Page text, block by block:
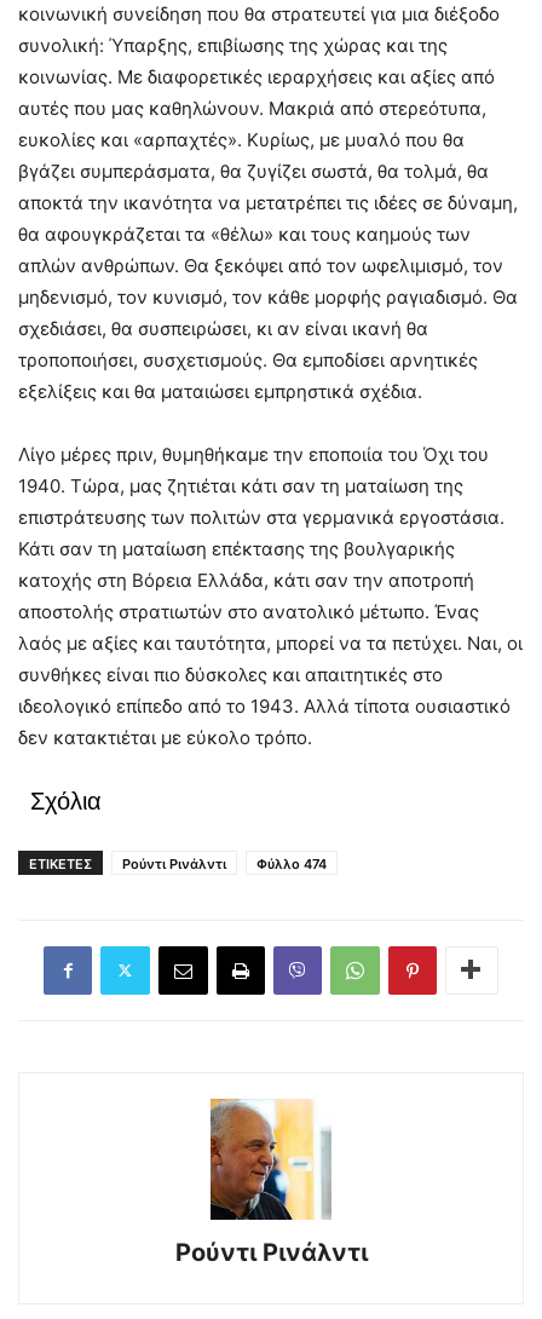
κοινωνική συνείδηση που θα στρατευτεί για μια διέξοδο
συνολική: Ύπαρξης, επιβίωσης της χώρας και της
κοινωνίας. Με διαφορετικές ιεραρχήσεις και αξίες από
αυτές που μας καθηλώνουν. Μακριά από στερεότυπα,
ευκολίες και «αρπαχτές». Κυρίως, με μυαλό που θα
βγάζει συμπεράσματα, θα ζυγίζει σωστά, θα τολμά, θα
αποκτά την ικανότητα να μετατρέπει τις ιδέες σε δύναμη,
θα αφουγκράζεται τα «θέλω» και τους καημούς των
απλών ανθρώπων. Θα ξεκόψει από τον ωφελιμισμό, τον
μηδενισμό, τον κυνισμό, τον κάθε μορφής ραγιαδισμό. Θα
σχεδιάσει, θα συσπειρώσει, κι αν είναι ικανή θα
τροποποιήσει, συσχετισμούς. Θα εμποδίσει αρνητικές
εξελίξεις και θα ματαιώσει εμπρηστικά σχέδια.
Λίγο μέρες πριν, θυμηθήκαμε την εποποιία του Όχι του
1940. Τώρα, μας ζητιέται κάτι σαν τη ματαίωση της
επιστράτευσης των πολιτών στα γερμανικά εργοστάσια.
Κάτι σαν τη ματαίωση επέκτασης της βουλγαρικής
κατοχής στη Βόρεια Ελλάδα, κάτι σαν την αποτροπή
αποστολής στρατιωτών στο ανατολικό μέτωπο. Ένας
λαός με αξίες και ταυτότητα, μπορεί να τα πετύχει. Ναι, οι
συνθήκες είναι πιο δύσκολες και απαιτητικές στο
ιδεολογικό επίπεδο από το 1943. Αλλά τίποτα ουσιαστικό
δεν κατακτιέται με εύκολο τρόπο.
Σχόλια
ΕΤΙΚΕΤΕΣ Ρούντι Ρινάλντι Φύλλο 474
Ρούντι Ρινάλντι